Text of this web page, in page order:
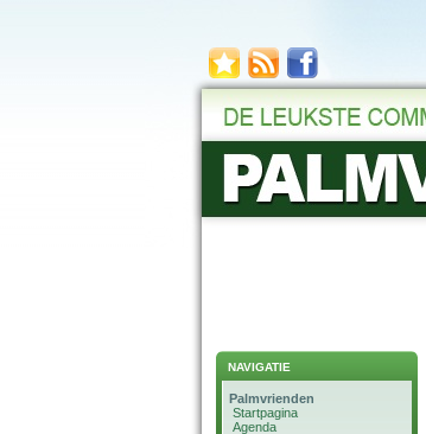
NAVIGATIE
Palmvrienden
Startpagina
Agenda